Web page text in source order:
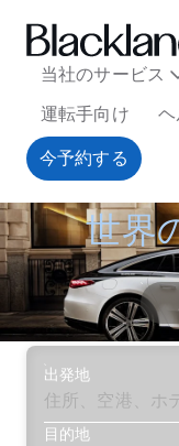
当社のサービス
運転手向け
今予約する
世界
出発地
目的地